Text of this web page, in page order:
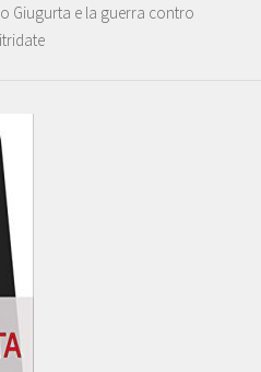
Giugurta e la guerra contro